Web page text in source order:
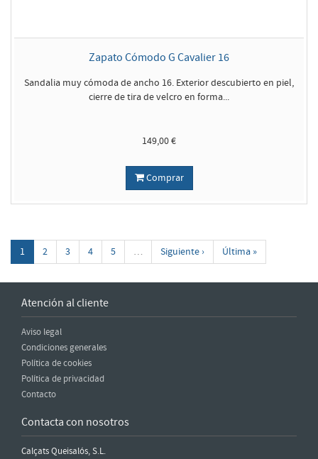
Zapato Cómodo G Cavalier 16
Sandalia muy cómoda de ancho 16. Exterior descubierto en piel,
cierre de tira de velcro en forma...
149,00 €
Comprar
1 2 3 4 5 … Siguiente › Última »
Atención al cliente
Aviso legal
Condiciones generales
Política de cookies
Política de privacidad
Contacto
Contacta con nosotros
Calçats Queisalós, S.L.